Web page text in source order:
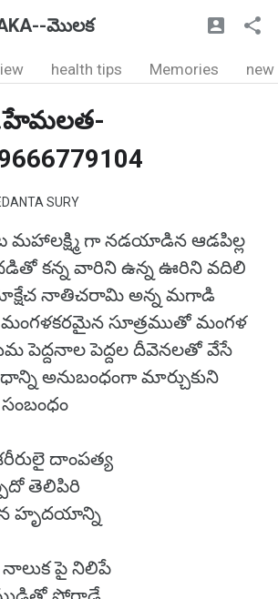
మొలక
health tips Memories new
SURY
మహాలక్ష్మి గా నడయాడిన ఆడపిల్ల
కన్న వారిని ఉన్న ఊరిని వదిలి
నాతిచరామి అన్న మగాడి
సూత్రముతో మంగళ
పెద్దనాల పెద్దల దీవెనలతో వేసే
అనుబంధంగా మార్చుకుని
దాంపత్య
తెలిపిరి
హృదయాన్ని
నాలుక పై నిలిపే